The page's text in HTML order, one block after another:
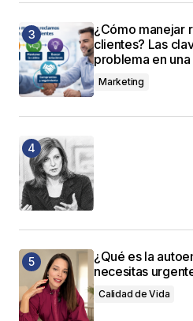
¿Cómo manejar
clientes? Las
problema en
Marketing
¿Qué es la
necesitas
Calidad de Vida